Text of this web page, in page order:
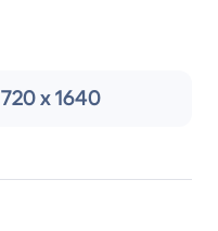
720 x 1640